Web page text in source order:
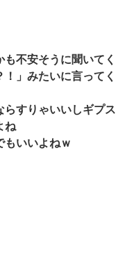
不安そうに聞いてく
」みたいに言ってく
らすりゃいいしギプス
ね
もいいよねｗ